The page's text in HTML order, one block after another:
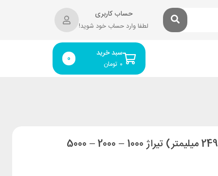
حساب کاربری
لطفا وارد حساب خود شوید!
سبد خرید
تومان ۰ 0